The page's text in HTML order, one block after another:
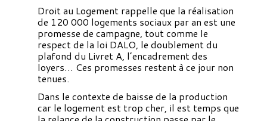
Droit au Logement rappelle que la réalisation
de 120 000 logements sociaux par an est une
promesse de campagne, tout comme le
respect de la loi DALO, le doublement du
plafond du Livret A, l’encadrement des
loyers… Ces promesses restent à ce jour non
tenues.
Dans le contexte de baisse de la production
car le logement est trop cher, il est temps que